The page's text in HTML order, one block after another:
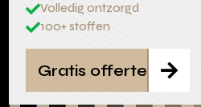
Volledig ontzorgd
100+ stoffen

Gratis offerte